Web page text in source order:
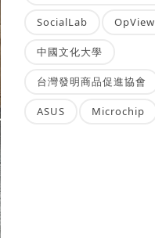
SocialLab OpView
中國文化大學
台灣發明商品促進協會
ASUS Microchip